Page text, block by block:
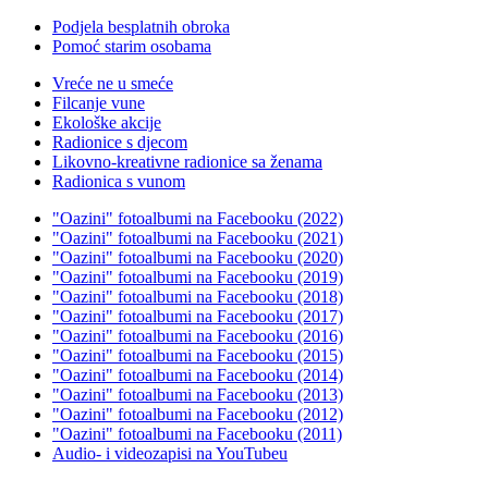
Podjela besplatnih obroka
Pomoć starim osobama
Vreće ne u smeće
Filcanje vune
Ekološke akcije
Radionice s djecom
Likovno-kreativne radionice sa ženama
Radionica s vunom
"Oazini" fotoalbumi na Facebooku (2022)
"Oazini" fotoalbumi na Facebooku (2021)
"Oazini" fotoalbumi na Facebooku (2020)
"Oazini" fotoalbumi na Facebooku (2019)
"Oazini" fotoalbumi na Facebooku (2018)
"Oazini" fotoalbumi na Facebooku (2017)
"Oazini" fotoalbumi na Facebooku (2016)
"Oazini" fotoalbumi na Facebooku (2015)
"Oazini" fotoalbumi na Facebooku (2014)
"Oazini" fotoalbumi na Facebooku (2013)
"Oazini" fotoalbumi na Facebooku (2012)
"Oazini" fotoalbumi na Facebooku (2011)
Audio- i videozapisi na YouTubeu